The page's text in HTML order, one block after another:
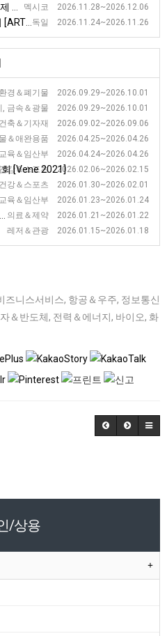
멕시코 2026.11.28~2026.12.06
독일 2026.11.24~2026.11.26
경＆폐기물 2026.09.29~2026.10.01
, 금속＆광물 2026.09.29~2026.10.01
회 [Subcontracting Fair]
축＆기자재 2026.09.02~2026.09.06
＆애완용품 2026.04.25~2026.04.26
육＆임산부 2026.04.24~2026.04.26
건강＆스포츠 2026.02.06~2026.02.15
[Vene 2021]
강＆스포츠 2026.01.30~2026.02.01
교육＆임산부 2026.01.23~2026.01.24
의료＆제약 2026.01.21~2026.01.22
레저＆관광 2026.01.15~2026.01.18
즈니스서비스, 항공＆우주, 정보통신
＆반도체, 전력＆에너지, 바이오, 화
/상용